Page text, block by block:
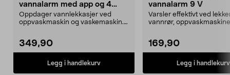
vannalarm med app og 4
sensorer
Oppdager vannlekkasjer ved
oppvaskmaskin og vaskemaskin.
349,90
Legg i handlekurv
vannalarm 9 V
Varsler effektivt ved
vannrør,
169,90
Legg i handlekurv